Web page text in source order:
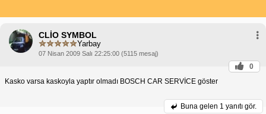
CLİO SYMBOL
Yarbay
07 Nisan 2009 Salı 22:25:00 (5115 mesaj)
0
Kasko varsa kaskoyla yaptır olmadı BOSCH CAR SERVİCE göster
Buna gelen 1 yanıtı gör.